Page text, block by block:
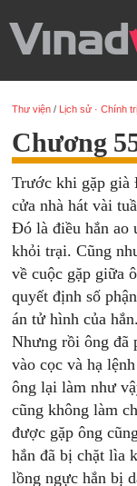
Thư viện / Lịch sử · Chính trị
Chương
Trước khi gặp già
cửa nhà hát vài
Đó là điều hắn ao
khỏi trại. Cũng
về cuộc gặp giữa
quyết định số
án tử hình của
Nhưng rồi ông đã
vào cọc và hạ
ông lại làm như
cũng không làm
được gặp ông
hắn đã bị chặt lìa
lồng ngực hắn bị